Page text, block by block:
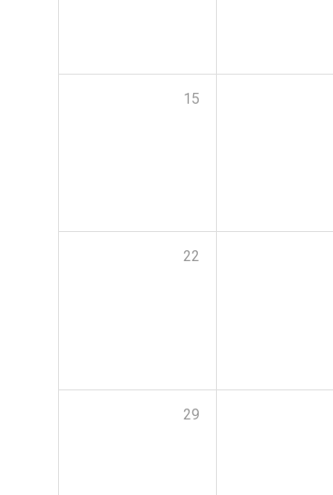
15
22
29